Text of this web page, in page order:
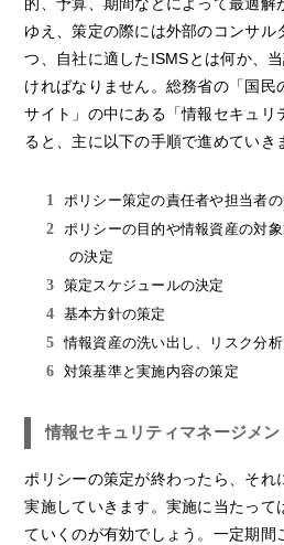
ゆえ、策定の際には外部のコンサル
つ、自社に適したISMSとは何か、
ければなりません。総務省の「国民
サイト」の中にある「情報セキュリ
ると、主に以下の手順で進めていき
ポリシー策定の責任者や担当者
ポリシーの目的や情報資産の対
の決定
策定スケジュールの決定
基本方針の策定
情報資産の洗い出し、リスク分
対策基準と実施内容の策定
情報セキュリティマネージメ
ポリシーの策定が終わったら、それ
実施していきます。実施に当たって
ていくのが有効でしょう。一定期間